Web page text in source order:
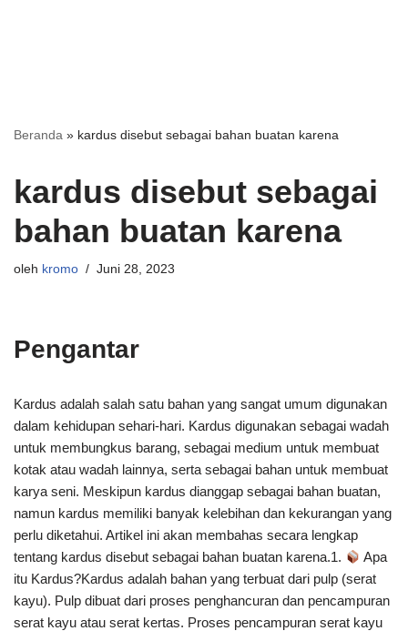
Beranda » kardus disebut sebagai bahan buatan karena
kardus disebut sebagai
bahan buatan karena
oleh kromo Juni 28, 2023
Pengantar
Kardus adalah salah satu bahan yang sangat umum digunakan
dalam kehidupan sehari-hari. Kardus digunakan sebagai wadah
untuk membungkus barang, sebagai medium untuk membuat
kotak atau wadah lainnya, serta sebagai bahan untuk membuat
karya seni. Meskipun kardus dianggap sebagai bahan buatan,
namun kardus memiliki banyak kelebihan dan kekurangan yang
perlu diketahui. Artikel ini akan membahas secara lengkap
tentang kardus disebut sebagai bahan buatan karena.1.
Apa
itu Kardus?Kardus adalah bahan yang terbuat dari pulp (serat
kayu). Pulp dibuat dari proses penghancuran dan pencampuran
serat kayu atau serat kertas. Proses pencampuran serat kayu